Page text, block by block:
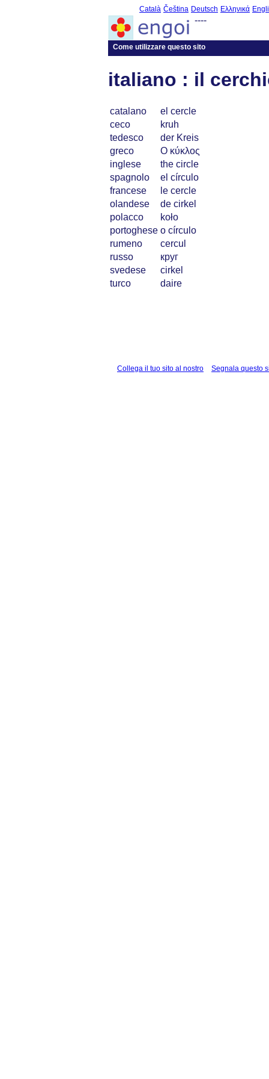
Català Čeština Deutsch Ελληνικά
----
Come utilizzare questo sito
italiano : il
catalano
el cercle
ceco
kruh
tedesco
der Kreis
greco
Ο κύκλος
inglese
the circle
spagnolo
el círculo
francese
le cercle
olandese
de cirkel
polacco
koło
portoghese o cí­rculo
rumeno
cercul
russo
круг
svedese
cirkel
turco
daire
Collega il tuo sito al nostro Segnala questo